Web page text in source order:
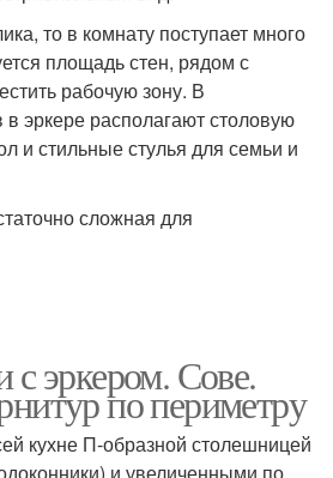
то в комнату поступает много
площадь стен, рядом с
рабочую зону. В
эркере располагают столовую
и стильные стулья для семьи и
сложная для
с эркером. Сове.
по периметру
кухне П-образной столешницей